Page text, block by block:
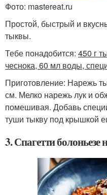
Фото: mastereat.ru
Простой, быстрый и
тыквы.
Тебе понадобится: 450 г
чеснока, 60 мл воды,
Приготовление: Нарежь
см. Мелко нарежь лук и
помешивая. Добавь
туши тыкву под крышкой
3. Спагетти болоньезе